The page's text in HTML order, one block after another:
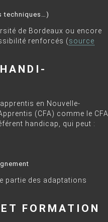
techniques…)
de Bordeaux ou encore
renforcés (source
en Nouvelle-
(CFA) comme le CFA
handicap, qui peut :
partie des adaptations
FORMATION